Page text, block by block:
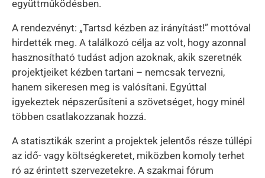
együttműködésben.
A rendezvényt: „Tartsd kézben az irányítást!” mottóval
hirdették meg. A találkozó célja az volt, hogy azonnal
hasznosítható tudást adjon azoknak, akik szeretnék
projektjeiket kézben tartani – nemcsak tervezni,
hanem sikeresen meg is valósítani. Egyúttal
igyekeztek népszerűsíteni a szövetséget, hogy minél
többen csatlakozzanak hozzá.
A statisztikák szerint a projektek jelentős része túllépi
az idő- vagy költségkeretet, miközben komoly terhet
ró az érintett szervezetekre. A szakmai fórum